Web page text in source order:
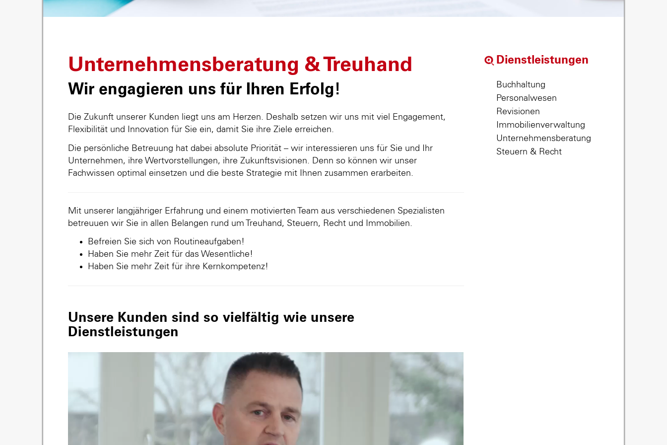
Unternehmensberatung & Treuhand
Wir engagieren uns für Ihren Erfolg!
Die Zukunft unserer Kunden liegt uns am Herzen. Deshalb setzen wir uns mit viel Engagement,
Flexibilität und Innovation für Sie ein, damit Sie ihre Ziele erreichen.
Die persönliche Betreuung hat dabei absolute Priorität – wir interessieren uns für Sie und Ihr
Unternehmen, ihre Wertvorstellungen, ihre Zukunftsvisionen. Denn so können wir unser
Fachwissen optimal einsetzen und die beste Strategie mit Ihnen zusammen erarbeiten.
Mit unserer langjähriger Erfahrung und einem motivierten Team aus verschiedenen Spezialisten
betreuuen wir Sie in allen Belangen rund um Treuhand, Steuern, Recht und Immobilien.
Befreien Sie sich von Routineaufgaben!
Haben Sie mehr Zeit für das Wesentliche!
Haben Sie mehr Zeit für ihre Kernkompetenz!
Unsere Kunden sind so vielfältig wie unsere
Dienstleistungen
Dienstleistungen
Buchhaltung
Personalwesen
Revisionen
Immobilienverwaltung
Unternehmensberatung
Steuern & Recht